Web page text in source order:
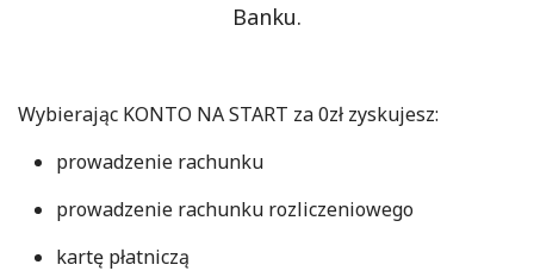
Banku.
Wybierając KONTO NA START za 0zł zyskujesz:
prowadzenie rachunku
prowadzenie rachunku rozliczeniowego
kartę płatniczą